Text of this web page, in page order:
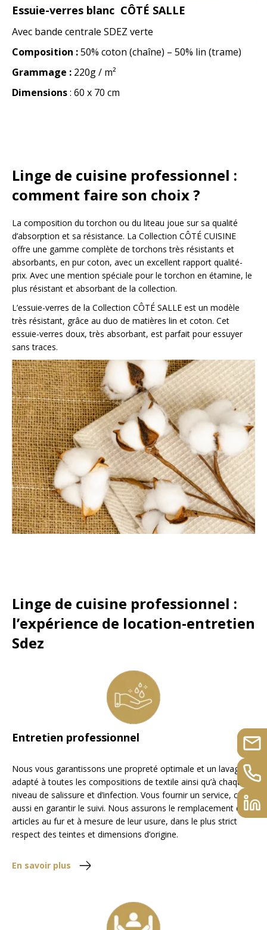
Essuie-verres blanc CÔTÉ SALLE
Avec bande centrale SDEZ verte
Composition :50% coton (chaîne) – 50% lin (trame)
Grammage : 220g / m²
Dimensions: 60 x 70 cm
Linge de cuisine professionnel :
comment faire son choix ?
La composition du torchon ou du liteau joue sur sa qualité
d’absorption et sa résistance. La Collection CÔTÉ CUISINE
offre une gamme complète de torchons très résistants et
absorbants, en pur coton, avec un excellent rapport qualité-
prix. Avec une mention spéciale pour le torchon en étamine, le
plus résistant et absorbant de la collection.
L’essuie-verres de la Collection CÔTÉ SALLE est un modèle
très résistant, grâce au duo de matières lin et coton. Cet
essuie-verres doux, très absorbant, est parfait pour essuyer
sans traces.
Linge de cuisine professionnel :
l’expérience de location-entretien
Sdez
Entretien professionnel
Nous vous garantissons une propreté optimale et un lavage
adapté à toutes les compositions de textile ainsi qu’à chaque
niveau de salissure et d’infection. Vous fournir un service, c’est
aussi en garantir le suivi. Nous assurons le remplacement des
articles au fur et à mesure de leur usure, dans le plus strict
respect des teintes et dimensions d’origine.
En savoir plus